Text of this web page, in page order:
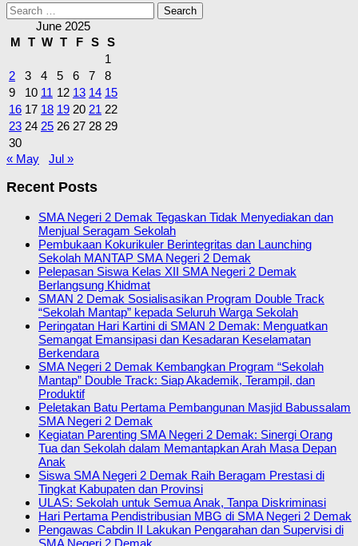
Search
for:
June 2025
M T W T F S S
1
2
3 4 5 6 7
8
9
10 11 12 13 14 15
16 17 18 19 20 21 22
23 24 25 26 27 28 29
30
« May
Jul »
Recent Posts
SMA Negeri 2 Demak Tegaskan Tidak Menyediakan dan
Menjual Seragam Sekolah
Pembukaan Kokurikuler Berintegritas dan Launching
Sekolah MANTAP SMA Negeri 2 Demak
Pelepasan Siswa Kelas XII SMA Negeri 2 Demak
Berlangsung Khidmat
SMAN 2 Demak Sosialisasikan Program Double Track
“Sekolah Mantap” kepada Seluruh Warga Sekolah
Peringatan Hari Kartini di SMAN 2 Demak: Menguatkan
Semangat Emansipasi dan Kesadaran Keselamatan
Berkendara
SMA Negeri 2 Demak Kembangkan Program “Sekolah
Mantap” Double Track: Siap Akademik, Terampil, dan
Produktif
Peletakan Batu Pertama Pembangunan Masjid Babussalam
SMA Negeri 2 Demak
Kegiatan Parenting SMA Negeri 2 Demak: Sinergi Orang
Tua dan Sekolah dalam Memantapkan Arah Masa Depan
Anak
Siswa SMA Negeri 2 Demak Raih Beragam Prestasi di
Tingkat Kabupaten dan Provinsi
ULAS: Sekolah untuk Semua Anak, Tanpa Diskriminasi
Hari Pertama Pendistribusian MBG di SMA Negeri 2 Demak
Pengawas Cabdin II Lakukan Pengarahan dan Supervisi di
SMA Negeri 2 Demak